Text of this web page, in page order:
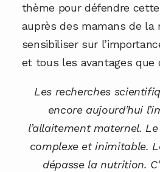
thème pour défendre
auprès des mamans de la
sensibiliser sur
et tous les avantages que
Les recherches
encore aujourd’hui
l’allaitement maternel.
complexe et inimitable.
dépasse la nutrition.